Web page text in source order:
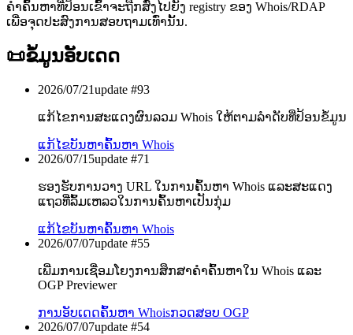
ຄຳຄົ້ນຫາທີ່ປ້ອນເຂົ້າຈະຖືກສົ່ງໄປຍັງ registry ຂອງ Whois/RDAP
ເພື່ອຈຸດປະສົງການສອບຖາມເທົ່ານັ້ນ.
📜ຂໍ້ມູນອັບເດດ
2026/07/21update #93
ແກ້ໄຂການສະແດງຜົນລວມ Whois ໃຫ້ຕາມລຳດັບທີ່ປ້ອນຂໍ້ມູນ
ແກ້ໄຂບັນຫາຄົ້ນຫາ Whois
2026/07/15update #71
ຮອງຮັບການວາງ URL ໃນການຄົ້ນຫາ Whois ແລະສະແດງ
ແຖວທີ່ລົ້ມເຫລວໃນການຄົ້ນຫາເປັນກຸ່ມ
ແກ້ໄຂບັນຫາຄົ້ນຫາ Whois
2026/07/07update #55
ເພີ່ມການເຊື່ອມໂຍງການສຶກສາຄຳຄົ້ນຫາໃນ Whois ແລະ
OGP Previewer
ການອັບເດດຄົ້ນຫາ Whoisກວດສອບ OGP
2026/07/07update #54